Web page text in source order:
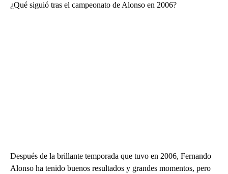
¿Qué siguió tras el campeonato de Alonso en 2006?
Después de la brillante temporada que tuvo en 2006, Fernando
Alonso ha tenido buenos resultados y grandes momentos, pero